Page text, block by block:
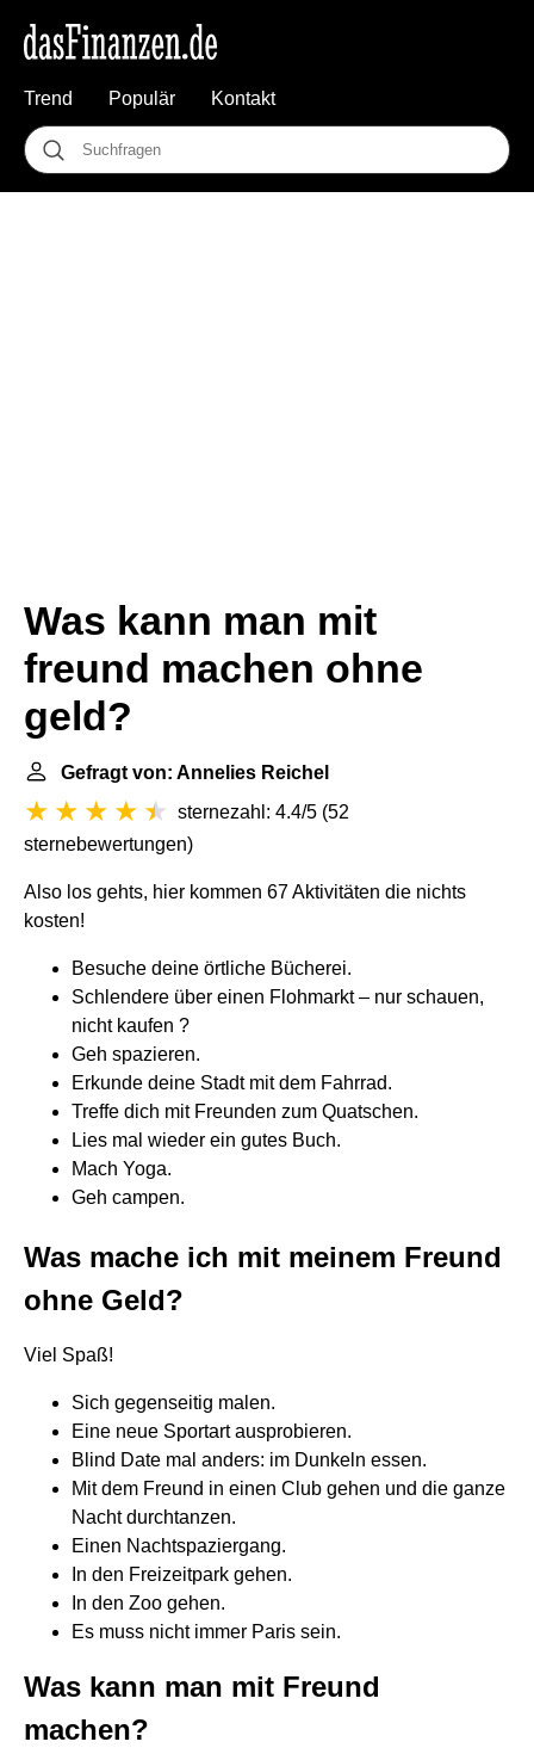
Trend Populär Kontakt
Was kann man mit
freund machen ohne
geld?
Gefragt von: Annelies Reichel
sternezahl: 4.4/5 (52
sternebewertungen)
Also los gehts, hier kommen 67 Aktivitäten die nichts
kosten!
Besuche deine örtliche Bücherei.
Schlendere über einen Flohmarkt – nur schauen,
nicht kaufen ?
Geh spazieren.
Erkunde deine Stadt mit dem Fahrrad.
Treffe dich mit Freunden zum Quatschen.
Lies mal wieder ein gutes Buch.
Mach Yoga.
Geh campen.
Was mache ich mit meinem Freund
ohne Geld?
Viel Spaß!
Sich gegenseitig malen.
Eine neue Sportart ausprobieren.
Blind Date mal anders: im Dunkeln essen.
Mit dem Freund in einen Club gehen und die ganze
Nacht durchtanzen.
Einen Nachtspaziergang.
In den Freizeitpark gehen.
In den Zoo gehen.
Es muss nicht immer Paris sein.
Was kann man mit Freund
machen?